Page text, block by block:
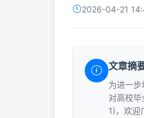
2026-04-21
文章摘
为进一
对高校
1)，欢迎